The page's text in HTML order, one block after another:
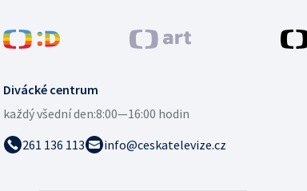
Divácké centrum
každý všední den:8:00—16:00 hodin
261 136 113
info@ceskatelevize.cz